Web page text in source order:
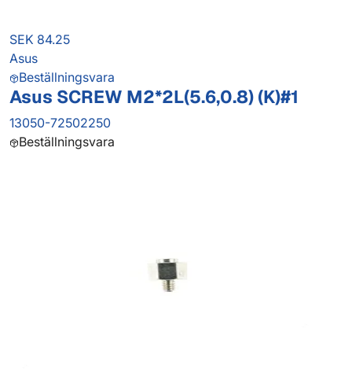
SEK 84.25
Asus
Beställningsvara
Asus SCREW M2*2L(5.6,0.8) (K)#1
13050-72502250
Beställningsvara